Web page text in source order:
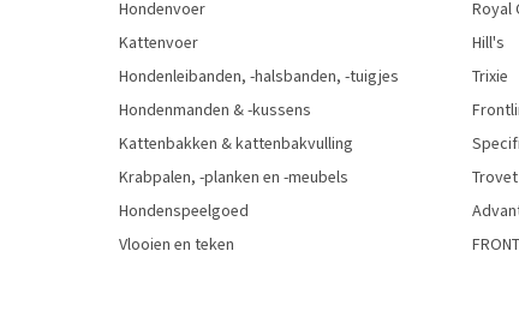
Hondenvoer
Kattenvoer
Hondenleibanden, -halsbanden, -tuigjes
Hondenmanden & -kussens
Kattenbakken & kattenbakvulling
Krabpalen, -planken en -meubels
Hondenspeelgoed
Vlooien en teken
Royal
Hill's
Trixie
Trovet